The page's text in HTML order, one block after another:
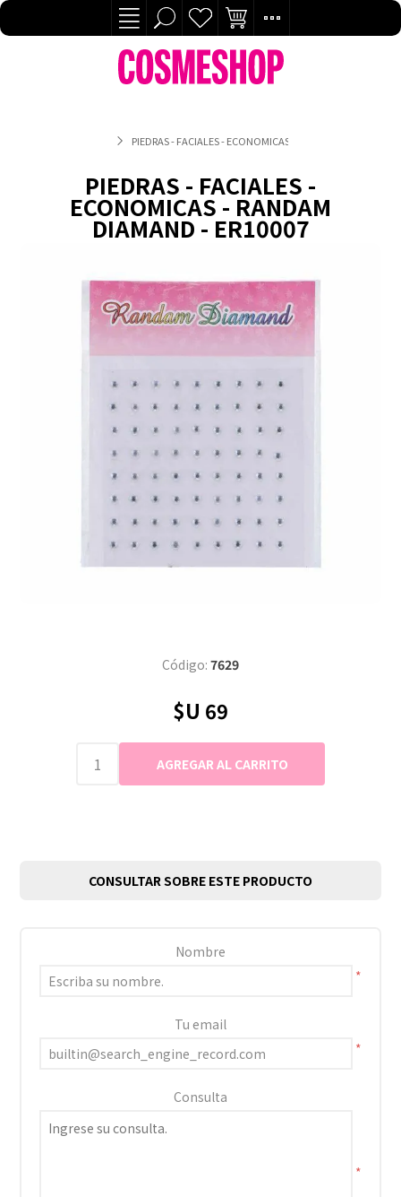
PIEDRAS - FACIALES - ECONOMICAS - RANDAM DIAMAND -
PIEDRAS - FACIALES -
ECONOMICAS - RANDAM
DIAMAND - ER10007
Código: 7629
$U 69
CONSULTAR SOBRE ESTE PRODUCTO
Nombre
*
Tu email
*
Consulta
*